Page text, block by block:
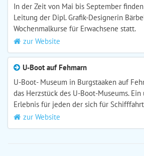
In der Zeit von Mai bis September
Leitung der Dipl. Grafik-Designerin
Wochenmalkurse für Erwachsene statt.
zur Website
U-Boot auf Fehmarn
U-Boot- Museum in Burgstaaken auf
das Herzstück des U-Boot-Museums.
Erlebnis für jeden der sich für
zur Website